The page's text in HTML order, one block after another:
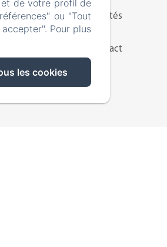
Activités
Contact
de votre profil de
ou "Tout
Pour plus
les cookies